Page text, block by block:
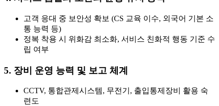
고객 응대 중 보안성 확보 (CS 교육 이수, 외국어 기본 소
통 능력 등)
정복 착용 시 위화감 최소화, 서비스 친화적 행동 기준 수
립 여부
5. 장비 운영 능력 및 보고 체계
CCTV, 통합관제시스템, 무전기, 출입통제장비 활용 숙
련도